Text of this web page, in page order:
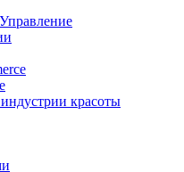
красоты